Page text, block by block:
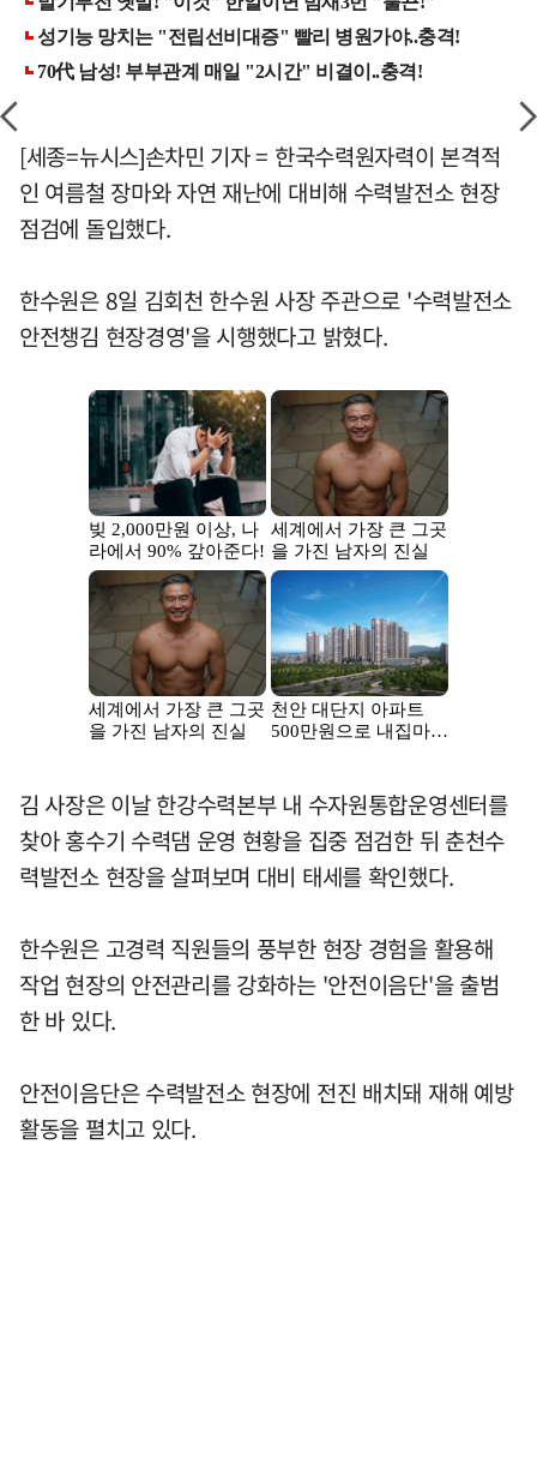
[세종=뉴시스]손차민 기자 = 한국수력원자력이 본격적
인 여름철 장마와 자연 재난에 대비해 수력발전소 현장
점검에 돌입했다.
한수원은 8일 김회천 한수원 사장 주관으로 '수력발전소
안전챙김 현장경영'을 시행했다고 밝혔다.
김 사장은 이날 한강수력본부 내 수자원통합운영센터를
찾아 홍수기 수력댐 운영 현황을 집중 점검한 뒤 춘천수
력발전소 현장을 살펴보며 대비 태세를 확인했다.
한수원은 고경력 직원들의 풍부한 현장 경험을 활용해
작업 현장의 안전관리를 강화하는 '안전이음단'을 출범
한 바 있다.
안전이음단은 수력발전소 현장에 전진 배치돼 재해 예방
활동을 펼치고 있다.